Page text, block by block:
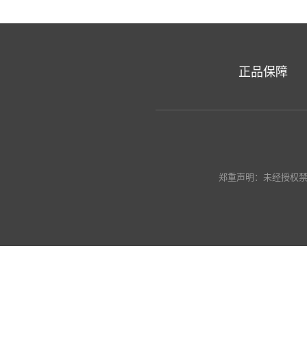
正品保障
郑重声明：未经授权